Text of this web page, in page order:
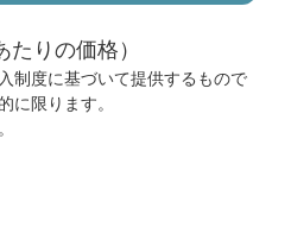
たりの価格）
制度に基づいて提供するもので
に限ります。